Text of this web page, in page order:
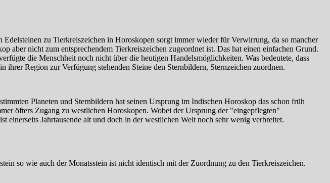
zu Tierkreiszeichen in Horoskopen sorgt immer wieder für Verwirrung, da so mancher
aber nicht zum entsprechendem Tierkreiszeichen zugeordnet ist. Das hat einen einfachen Grund.
die Menschheit noch nicht über die heutigen Handelsmöglichkeiten. Was bedeutete, dass
Region zur Verfügung stehenden Steine den Sternbildern, Sternzeichen zuordnen.
Planeten und Sternbildern hat seinen Ursprung im Indischen Horoskop das schon früh
öfters Zugang zu westlichen Horoskopen. Wobei der Ursprung der "eingepflegten"
einerseits Jahrtausende alt und doch in der westlichen Welt noch sehr wenig verbreitet.
so wie auch der Monatsstein ist nicht identisch mit der Zuordnung zu den Tierkreiszeichen.